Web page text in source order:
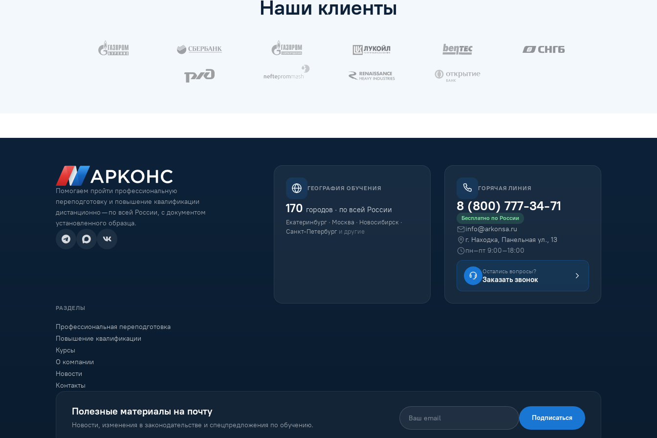
Наши клиенты
Помогаем пройти профессиональную
переподготовку и повышение квалификации
дистанционно — по всей России, с документом
установленного образца.
ГЕОГРАФИЯ ОБУЧЕНИЯ
170 городов · по всей России
Екатеринбург · Москва · Новосибирск ·
Санкт-Петербург и другие
ГОРЯЧАЯ ЛИНИЯ
8 (800) 777-34-71
Бесплатно по России
info@arkonsa.ru
г. Находка, Панельная ул., 13
пн–пт 9:00–18:00
Остались вопросы?
Заказать звонок
РАЗДЕЛЫ
Профессиональная переподготовка
Повышение квалификации
Курсы
О компании
Новости
Контакты
Полезные материалы на почту
Новости, изменения в законодательстве и спецпредложения по обучению.
Подписаться